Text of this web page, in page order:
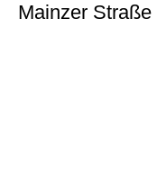
Mainzer